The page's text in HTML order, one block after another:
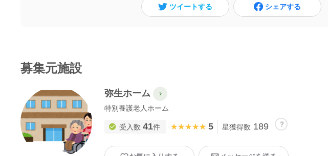
ツイートする シェアする
募集元施設
弥生ホーム
特別養護老人ホーム
受入数 41件 ★★★★★
★★★★★ 5 星獲得数 189